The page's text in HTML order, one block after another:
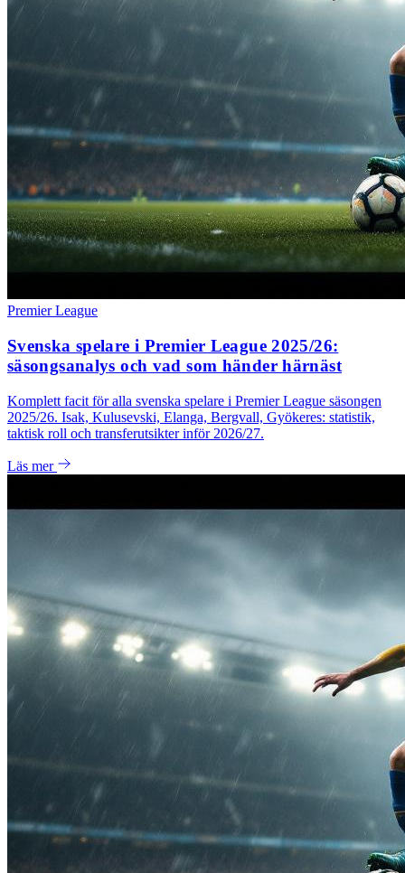
Premier League
Svenska spelare i Premier League 2025/26:
säsongsanalys och vad som händer härnäst
Komplett facit för alla svenska spelare i Premier League säsongen
2025/26. Isak, Kulusevski, Elanga, Bergvall, Gyökeres: statistik,
taktisk roll och transferutsikter inför 2026/27.
Läs mer